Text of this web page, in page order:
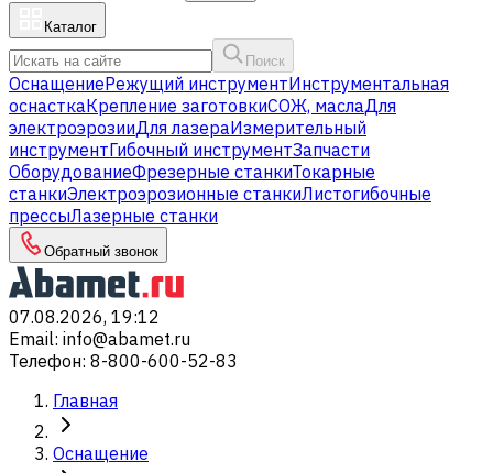
Каталог
Поиск
ОснащениеРежущий инструментИнструментальная
оснасткаКрепление заготовкиСОЖ, маслаДля
электроэрозииДля лазераИзмерительный
инструментГибочный инструментЗапчасти
ОборудованиеФрезерные станкиТокарные
станкиЭлектроэрозионные станкиЛистогибочные
прессыЛазерные станки
Обратный звонок
07.08.2026, 19:12
Email: info@abamet.ru
Телефон: 8-800-600-52-83
Главная
Оснащение